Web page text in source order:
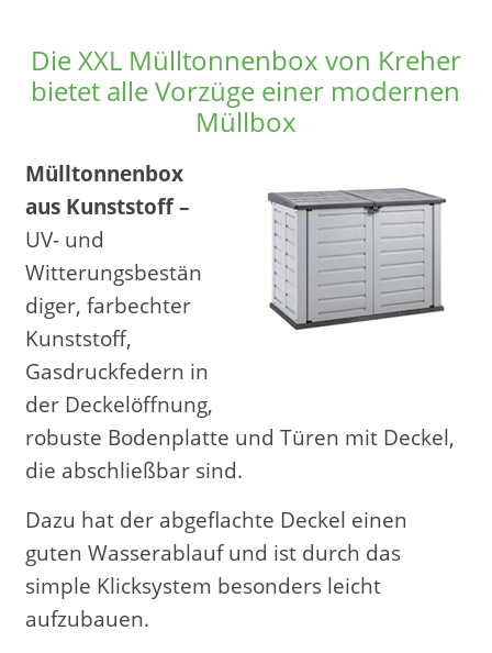
Die XXL Mülltonnenbox von Kreher
bietet alle Vorzüge einer modernen
Müllbox
Mülltonnenbox
aus Kunststoff –
UV- und
Witterungsbestän
diger, farbechter
Kunststoff,
Gasdruckfedern in
der Deckelöffnung,
robuste Bodenplatte und Türen mit Deckel,
die abschließbar sind.
Dazu hat der abgeflachte Deckel einen
guten Wasserablauf und ist durch das
simple Klicksystem besonders leicht
aufzubauen.